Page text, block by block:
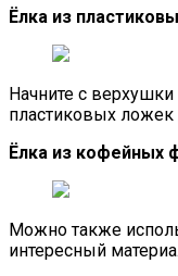
Ёлка из
Начните с верхушки
пластиковых ложек
Ёлка из кофейных
Можно также
интересный